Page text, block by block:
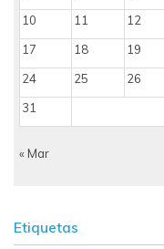
10
11 12
17
18 19
24
25 26
31
« Mar
Etiquetas